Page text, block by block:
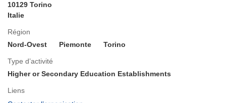
10129 Torino
Italie
Région
Nord-Ovest
Piemonte Torino
Type d’activité
Higher or Secondary Education Establishments
Liens